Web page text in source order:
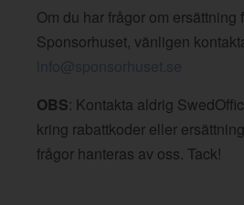
Om du har frågor om ersättning
Sponsorhuset, vänligen
info@sponsorhuset.se
OBS: Kontakta aldrig
kring rabattkoder eller
frågor hanteras av oss. Tack!